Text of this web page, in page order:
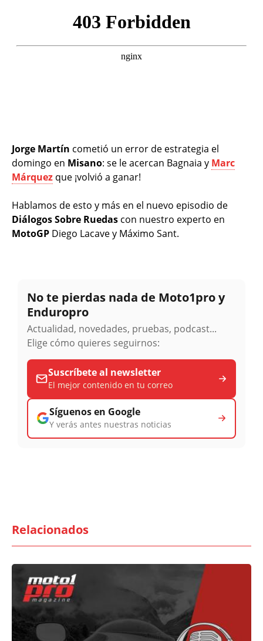
Jorge Martín cometió un error de estrategia el
domingo en Misano: se le acercan Bagnaia y Marc
Márquez que ¡volvió a ganar!
Hablamos de esto y más en el nuevo episodio de
Diálogos Sobre Ruedas con nuestro experto en
MotoGP Diego Lacave y Máximo Sant.
No te pierdas nada de Moto1pro y
Enduropro
Actualidad, novedades, pruebas, podcast...
Elige cómo quieres seguirnos:
Suscríbete al newsletter
El mejor contenido en tu correo
Síguenos en Google
Y verás antes nuestras noticias
Relacionados